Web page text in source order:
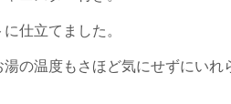
仕立てました。
の温度もさほど気にせずにいれ